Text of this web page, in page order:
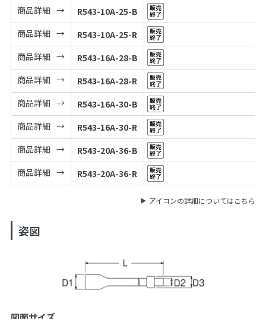
商品詳細
R543-10A-25-B
商品詳細
R543-10A-25-R
商品詳細
R543-16A-28-B
商品詳細
R543-16A-28-R
商品詳細
R543-16A-30-B
商品詳細
R543-16A-30-R
商品詳細
R543-20A-36-B
商品詳細
R543-20A-36-R
アイコンの詳細についてはこちら
姿図